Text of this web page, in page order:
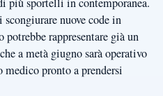
nuove code in
rappresentare già un
a metà giugno sarà operativo
pronto a prendersi